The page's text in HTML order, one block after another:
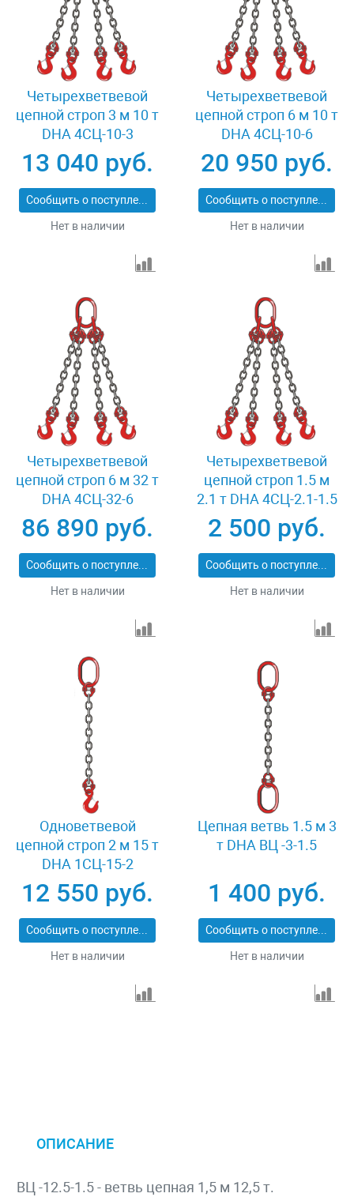
Четырехветвевой
цепной строп 3 м 10 т
DHA 4СЦ-10-3
13 040 руб.
Сообщить о поступлении
Нет в наличии
Четырехветвевой
цепной строп 6 м 10 т
DHA 4СЦ-10-6
20 950 руб.
Сообщить о поступлении
Нет в наличии
Четырехветвевой
цепной строп 6 м 32 т
DHA 4СЦ-32-6
86 890 руб.
Сообщить о поступлении
Нет в наличии
Четырехветвевой
цепной строп 1.5 м
2.1 т DHA 4СЦ-2.1-1.5
2 500 руб.
Сообщить о поступлении
Нет в наличии
Одноветвевой
цепной строп 2 м 15 т
DHA 1СЦ-15-2
12 550 руб.
Сообщить о поступлении
Нет в наличии
Цепная ветвь 1.5 м 3
т DHA ВЦ -3-1.5
1 400 руб.
Сообщить о поступлении
Нет в наличии
ОПИСАНИЕ
ВЦ -12.5-1.5 - ветвь цепная 1,5 м 12,5 т.